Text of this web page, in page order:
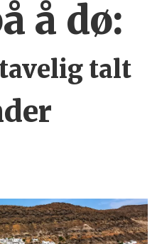
å dø:
talt